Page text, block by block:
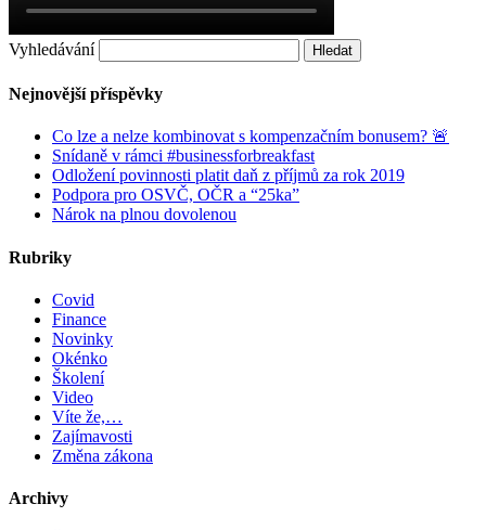
Vyhledávání
Nejnovější příspěvky
Co lze a nelze kombinovat s kompenzačním bonusem? 🚨
Snídaně v rámci #businessforbreakfast
Odložení povinnosti platit daň z příjmů za rok 2019
Podpora pro OSVČ, OČR a “25ka”
Nárok na plnou dovolenou
Rubriky
Covid
Finance
Novinky
Okénko
Školení
Video
Víte že,…
Zajímavosti
Změna zákona
Archivy